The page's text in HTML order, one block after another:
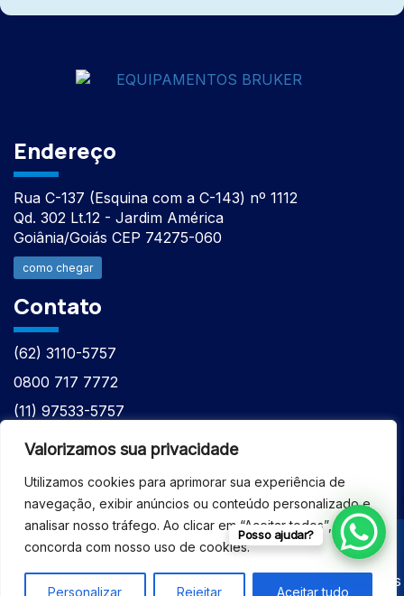
Valorizamos sua privacidade
Utilizamos cookies para aprimorar sua experiência de
navegação, exibir anúncios ou conteúdo personalizado e
analisar nosso tráfego. Ao clicar em “Aceitar todos”, você
concorda com nosso uso de cookies.
Personalizar Rejeitar Aceitar tudo
Endereço
Rua C-137 (Esquina com a C-143) nº 1112
Qd. 302 Lt.12 - Jardim América
Goiânia/Goiás CEP 74275-060
como chegar
Contato
(62) 3110-5757
0800 717 7772
(11) 97533-5757
(62) 98610-7777
© 2026 - ASSISTÊNCIA TÉCNICA ESPECIALIZADA
EQUIPAMENTOS BRUKER - Todos os direitos reservados
Posso ajudar?